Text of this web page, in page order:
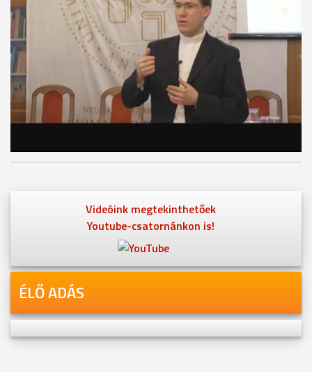
MEGOSZTÁS
Videóink megtekinthetőek
Youtube-csatornánkon is!
ÉLŐ ADÁS